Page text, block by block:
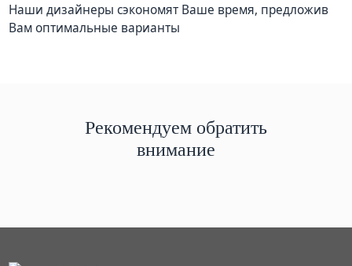
Наши дизайнеры сэкономят Ваше время, предложив
Вам оптимальные варианты
Рекомендуем обратить
внимание